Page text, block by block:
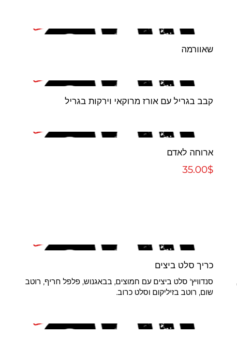
שאוורמה
קבב בגריל עם אורז מרוקאי וירקות בגריל
ארוחה לאדם
‏35.00 ‏$
כריך סלט ביצים
סנדוויץ' סלט ביצים עם חמוצים, בבאגנוש, פלפל חריף, רוטב
שום, רוטב בזיליקום וסלט כרוב.